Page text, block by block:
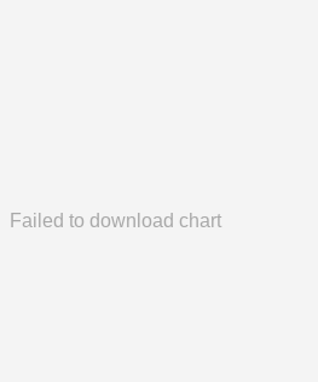
Failed to download chart